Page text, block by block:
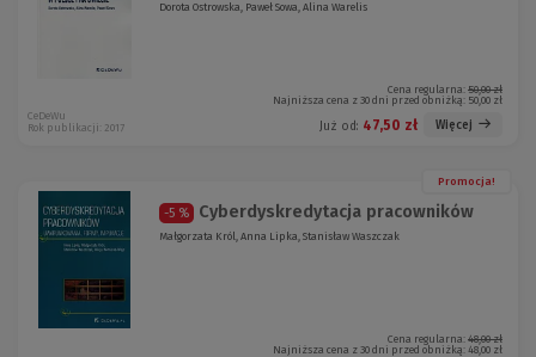
Dorota Ostrowska, Paweł Sowa, Alina Warelis
Cena regularna: 50,00 zł
Najniższa cena z 30 dni przed obniżką: 50,00 zł
Już od: 47,50 zł Więcej
CeDeWu
Rok publikacji: 2017
Promocja!
-5 % Cyberdyskredytacja pracowników
Małgorzata Król, Anna Lipka, Stanisław Waszczak
Cena regularna: 48,00 zł
Najniższa cena z 30 dni przed obniżką: 48,00 zł